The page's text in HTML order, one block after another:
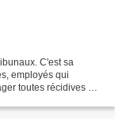
C'est sa
employés qui
toutes récidives de